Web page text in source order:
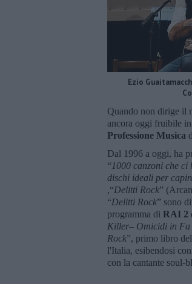
Ezio
Quando non dirige il
ancora oggi fruibile
Professione Musica
Dal 1996 a oggi, ha
“ 1000 canzoni che
dischi ideali per
,“Delitti Rock”
“Delitti Rock” sono
programma di RAI 2
Killer– Omicidi in Fa
Rock”, primo libro
l'Italia, esibendosi
con la cantante soul-